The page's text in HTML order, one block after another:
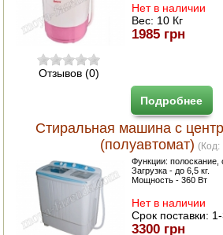
Отзывов (0)
Нет в наличии
Вес: 10 Кг
1985 грн
Подробнее
Стиральная машина с
(полуавтомат) (Код:
Функции: полоскание,
Загрузка - до 6,5 кг.
Мощность - 360 Вт
Нет в наличии
Срок поставки:
3300 грн